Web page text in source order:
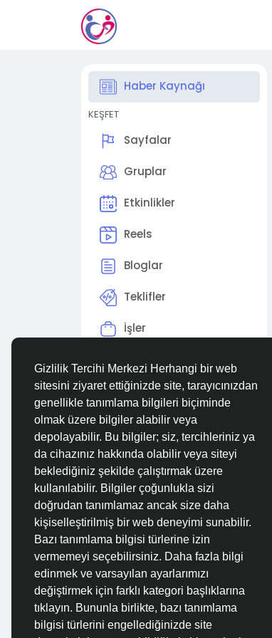
Gizlilik Tercihi Merkezi Herhangi bir web
sitesini ziyaret ettiğinizde site, tarayıcınızdan
genellikle tanımlama bilgileri biçiminde
olmak üzere bilgiler alabilir veya
depolayabilir. Bu bilgiler; siz, tercihleriniz ya
da cihazınız hakkında olabilir veya siteyi
beklediğiniz şekilde çalıştırmak üzere
kullanılabilir. Bilgiler çoğunlukla sizi
doğrudan tanımlamaz ancak size daha
kişiselleştirilmiş bir web deneyimi sunabilir.
Bazı tanımlama bilgisi türlerine izin
vermemeyi seçebilirsiniz. Daha fazla bilgi
edinmek ve varsayılan ayarlarımızı
değiştirmek için farklı kategori başlıklarına
tıklayın. Bununla birlikte, bazı tanımlama
bilgisi türlerini engellediğinizde site
Haber Kaynağı
KEŞFET
Sayfalar
Gruplar
Etkinlikler
Reels
Bloglar
Teklifler
İşler
Filmler